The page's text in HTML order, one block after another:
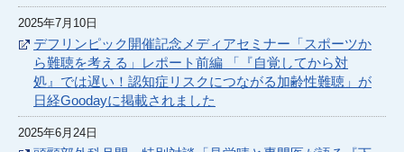
2025年7月10日
デフリンピック開催記念メディアセミナー「スポーツか
ら難聴を考える」レポート前編 「『自覚してから対
処』では遅い！認知症リスクにつながる加齢性難聴」が
日経Goodayに掲載されました
2025年6月24日